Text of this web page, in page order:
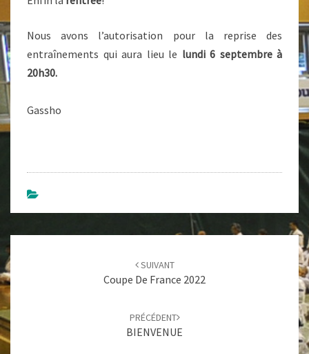
En 1947 Au
Japon Par
Doshin So.
C'est Un Art
Nous avons l’autorisation pour la reprise des
entraînements qui aura lieu le lundi 6 septembre à
20h30.
Gassho
d'article
SUIVANT
Coupe De France 2022
PRÉCÉDENT
BIENVENUE